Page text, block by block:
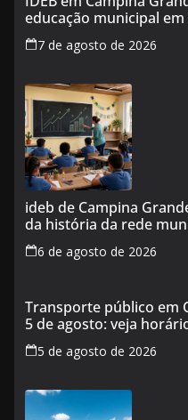
educação municipal em
7 de agosto de 2026
ideb de Campina
da história da rede
6 de agosto de 2026
Transporte público em
5 de agosto: veja
5 de agosto de 2026